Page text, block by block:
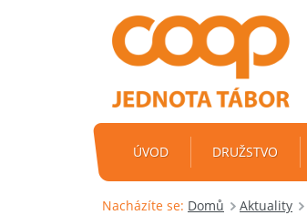
ÚVOD DRUŽSTVO
Nacházíte se: Domů Aktuality